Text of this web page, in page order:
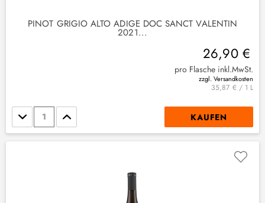
PINOT GRIGIO ALTO ADIGE DOC SANCT VALENTIN
2021...
26,90 €
pro Flasche inkl.MwSt.
zzgl. Versandkosten
35,87 € / 1 L
Stückzahl KAUFEN